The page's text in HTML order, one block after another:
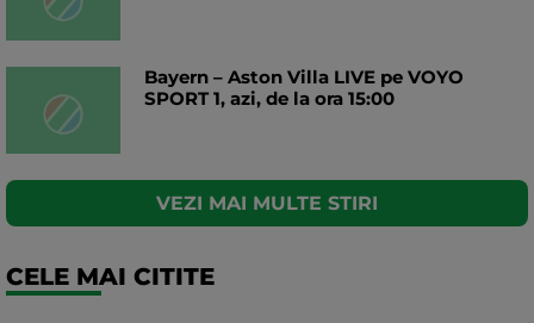
Bayern – Aston Villa LIVE pe VOYO
SPORT 1, azi, de la ora 15:00
VEZI MAI MULTE STIRI
CELE MAI CITITE